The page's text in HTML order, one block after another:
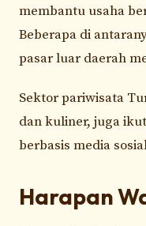
membantu usaha
Beberapa di
pasar luar daerah
Sektor pariwisata
dan kuliner, juga
berbasis media
Harapan